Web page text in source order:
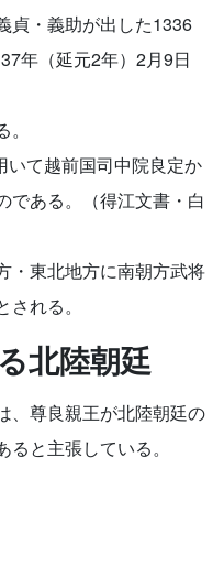
貞・義助が出した1336
年（延元2年）2月9日
いて越前国司中院良定か
である。（得江文書・白
・東北地方に南朝方武将
れる。
北陸朝廷
、尊良親王が北陸朝廷の
と主張している。